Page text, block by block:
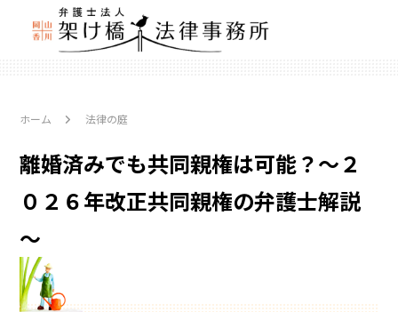
ホーム 法律の庭
離婚済みでも共同親権は可能？～２
０２６年改正共同親権の弁護士解説
～